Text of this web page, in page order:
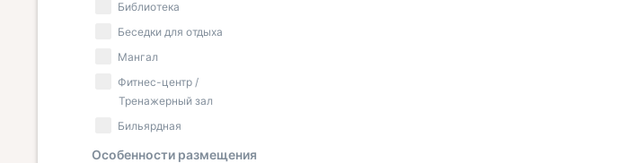
Библиотека
Беседки для отдыха
Мангал
Фитнес-центр /
Тренажерный зал
Бильярдная
Особенности размещения